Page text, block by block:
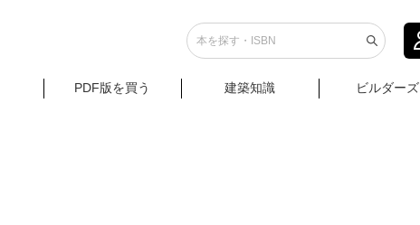
PDF版を買う 建築知識 ビルダーズ